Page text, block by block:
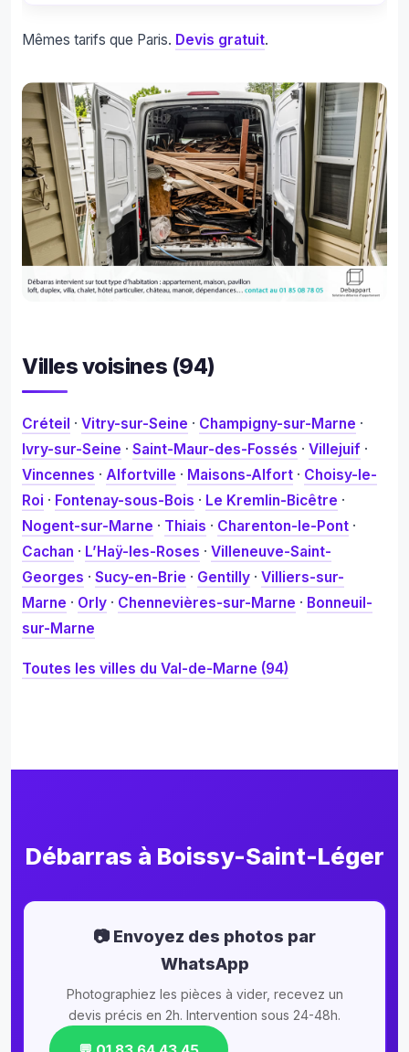
Mêmes tarifs que Paris. Devis gratuit.
Villes voisines (94)
Créteil · Vitry-sur-Seine · Champigny-sur-Marne ·
Ivry-sur-Seine · Saint-Maur-des-Fossés · Villejuif ·
Vincennes · Alfortville · Maisons-Alfort · Choisy-le-
Roi · Fontenay-sous-Bois · Le Kremlin-Bicêtre ·
Nogent-sur-Marne · Thiais · Charenton-le-Pont ·
Cachan · L’Haÿ-les-Roses · Villeneuve-Saint-
Georges · Sucy-en-Brie · Gentilly · Villiers-sur-
Marne · Orly · Chennevières-sur-Marne · Bonneuil-
sur-Marne
Toutes les villes du Val-de-Marne (94)
Débarras à Boissy-Saint-Léger
📷 Envoyez des photos par
WhatsApp
Photographiez les pièces à vider, recevez un
devis précis en 2h. Intervention sous 24-48h.